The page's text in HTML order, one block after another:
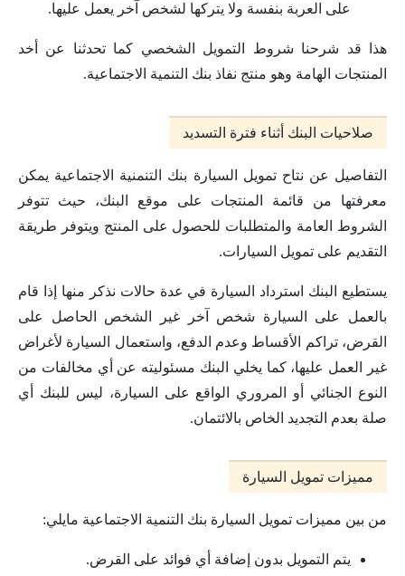
على العربة بنفسة ولا يتركها لشخص آخر يعمل عليها.
هذا قد شرحنا شروط التمويل الشخصي كما تحدثنا عن أخد
المنتجات الهامة وهو منتج نفاذ بنك التنمية الاجتماعية.
صلاحيات البنك أثناء فترة التسديد
التفاصيل عن نتاح تمويل السيارة بنك التنمنية الاجتماعية يمكن
معرفتها من قائمة المنتجات على موقع البنك، حيث تتوفر
الشروط العامة والمتطلبات للحصول على المنتج ويتوفر طريقة
التقديم على تمويل السيارات.
يستطيع البنك استرداد السيارة في عدة حالات نذكر منها إذا قام
بالعمل على السيارة شخص آخر غير الشخص الحاصل على
القرض، تراكم الأقساط وعدم الدفع، واستعمال السيارة لأغراض
غير العمل عليها، كما يخلي البنك مسئوليته عن أي مخالفات من
النوع الجنائي أو المروري الواقع على السيارة، ليس للبنك أي
صلة بعدم التجديد الخاص بالائتمان.
مميزات تمويل السيارة
من بين مميزات تمويل السيارة بنك التنمية الاجتماعية مايلي:
يتم التمويل بدون إضافة أي فوائد على القرض.